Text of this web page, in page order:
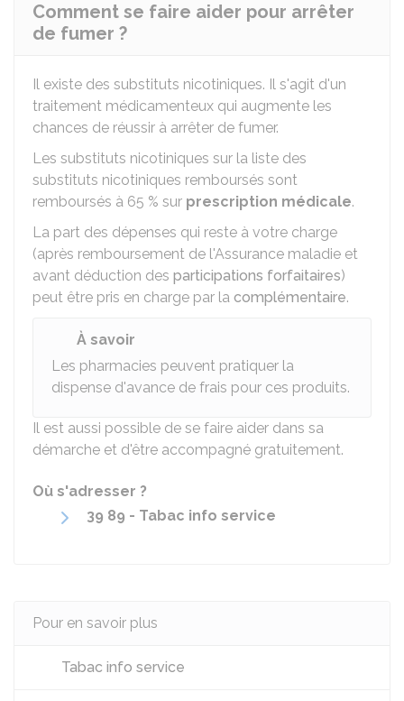
Comment se faire aider pour arrêter
de fumer ?
Il existe des substituts nicotiniques. Il s'agit d'un
traitement médicamenteux qui augmente les
chances de réussir à arrêter de fumer.
Les substituts nicotiniques sur la liste des
substituts nicotiniques remboursés sont
remboursés à 65 % sur prescription médicale.
La part des dépenses qui reste à votre charge
(après remboursement de l'Assurance maladie et
avant déduction des participations forfaitaires)
peut être pris en charge par la complémentaire.
À savoir
Les pharmacies peuvent pratiquer la
dispense d'avance de frais pour ces produits.
Il est aussi possible de se faire aider dans sa
démarche et d'être accompagné gratuitement.
Où s'adresser ?
39 89 - Tabac info service
Pour en savoir plus
Tabac info service